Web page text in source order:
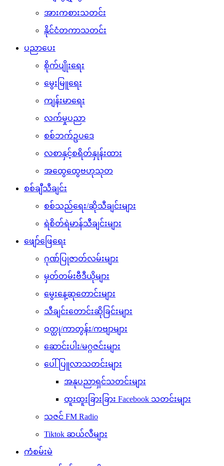
အားကစားသတင်း
နိုင်ငံတကာသတင်း
ပညာပေး
စိုက်ပျိုးရေး
မွေးမြူရေး
ကျန်းမာရေး
လက်မှုပညာ
စစ်ဘက်ဥပဒေ
လစာနှင့်စရိတ်နှုန်းထား
အထွေထွေဗဟုသုတ
စစ်ချီသီချင်း
စစ်သည်ရေး/ဆိုသီချင်းများ
ရဲစိတ်ရဲမာန်သီချင်းများ
ဖျော်ဖြေရေး
ဂုဏ်ပြုဇာတ်လမ်းများ
မှတ်တမ်းဗီဒီယိုများ
မွေးနေ့ဆုတောင်းများ
သီချင်းတောင်းဆိုခြင်းများ
ဝတ္ထု/ကာတွန်း/ကဗျာများ
ဆောင်းပါး/မဂ္ဂဇင်းများ
ပေါ်ပြူလာသတင်းများ
အနုပညာရှင်သတင်းများ
ထူးထူးခြားခြား Facebook သတင်းများ
သဇင် FM Radio
Tiktok ဆယ်လီများ
ကံစမ်းမဲ